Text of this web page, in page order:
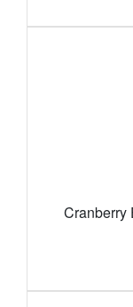
Cranberry